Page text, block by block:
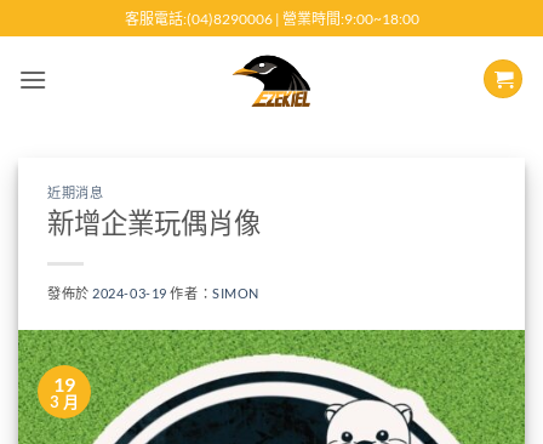
至
客服電話:(04)8290006 | 營業時間:9:00~18:00
近期消息
新增企業玩偶肖像
發佈於 2024-03-19 作者：SIMON
19
3 月